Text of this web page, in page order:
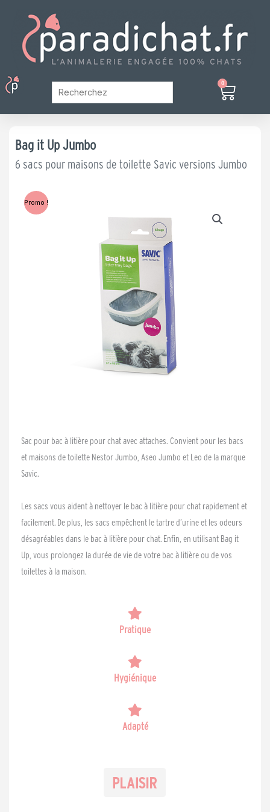
contenu
Menu 0
Panier
Bag it Up Jumbo
6 sacs pour maisons de toilette Savic versions Jumbo
Promo !
Sac pour bac à litière pour chat avec attaches. Convient pour les bacs
et maisons de toilette Nestor Jumbo, Aseo Jumbo et Leo de la marque
Savic.
Les sacs vous aident à nettoyer le bac à litière pour chat rapidement et
facilement. De plus, les sacs empêchent le tartre d’urine et les odeurs
désagréables dans le bac à litière pour chat. Enfin, en utilisant Bag it
Up, vous prolongez la durée de vie de votre bac à litière ou de vos
toilettes à la maison.
Pratique
Hygiénique
Adapté